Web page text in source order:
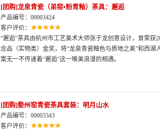
[团购]龙泉青瓷（弟窑•粉青釉）茶具：邂逅
产品编号：00003424
客户评价：
“邂逅”茶具由杭州市工艺美术大师张于龙创意设计，曾荣
念品（实物类）金奖，将“龙泉青瓷釉色与质地之美”和西湖
案无一不传递着“邂逅”这一唯美浪漫的相遇。
[团购]婺州窑青瓷茶具套装：明月山水
产品编号：00003343
客户评价：